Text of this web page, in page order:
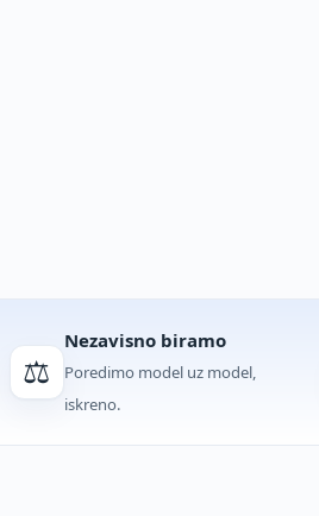
⚖️
Nezavisno biramo
Poredimo model uz model,
iskreno.